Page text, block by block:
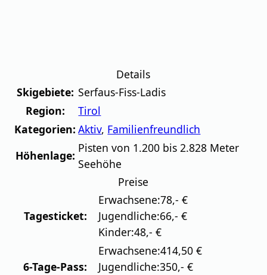
Details
Skigebiete: Serfaus-Fiss-Ladis
Region:
Tirol
Kategorien: Aktiv, Familienfreundlich
Höhenlage:
Pisten von 1.200 bis 2.828 Meter
Seehöhe
Preise
Tagesticket:
Erwachsene:78,- €
Jugendliche:66,- €
Kinder:48,- €
6-Tage-Pass:
Erwachsene:414,50 €
Jugendliche:350,- €